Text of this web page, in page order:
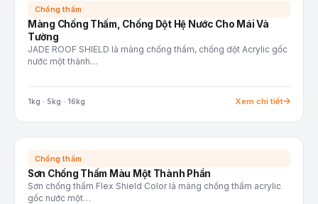
Chống thấm
Màng Chống Thấm, Chống Dột Hệ Nước Cho Mái Và
Tường
JADE ROOF SHIELD là màng chống thấm, chống dột Acrylic gốc
nước một thành…
1kg · 5kg · 16kg Xem chi tiết
Chống thấm
Sơn Chống Thấm Màu Một Thành Phần
Sơn chống thấm Flex Shield Color là màng chống thấm acrylic
gốc nước một…